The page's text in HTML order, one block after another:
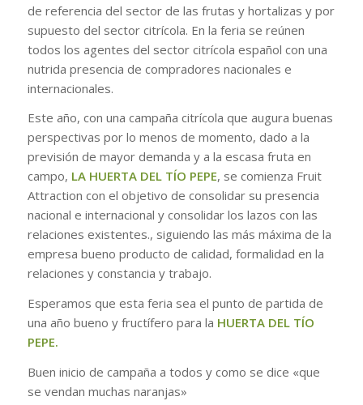
de referencia del sector de las frutas y hortalizas y por
supuesto del sector citrícola. En la feria se reúnen
todos los agentes del sector citrícola español con una
nutrida presencia de compradores nacionales e
internacionales.
Este año, con una campaña citrícola que augura buenas
perspectivas por lo menos de momento, dado a la
previsión de mayor demanda y a la escasa fruta en
campo, LA HUERTA DEL TÍO PEPE, se comienza Fruit
Attraction con el objetivo de consolidar su presencia
nacional e internacional y consolidar los lazos con las
relaciones existentes., siguiendo las más máxima de la
empresa bueno producto de calidad, formalidad en la
relaciones y constancia y trabajo.
Esperamos que esta feria sea el punto de partida de
una año bueno y fructífero para la HUERTA DEL TÍO
PEPE.
Buen inicio de campaña a todos y como se dice «que
se vendan muchas naranjas»